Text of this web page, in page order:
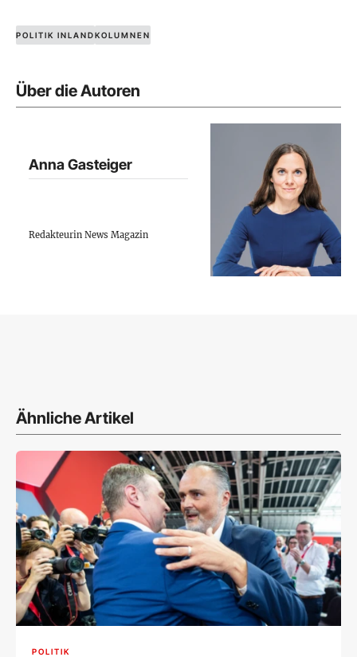
POLITIK INLANDKOLUMNEN
Über die Autoren
Anna Gasteiger
Redakteurin News Magazin
Ähnliche Artikel
POLITIK